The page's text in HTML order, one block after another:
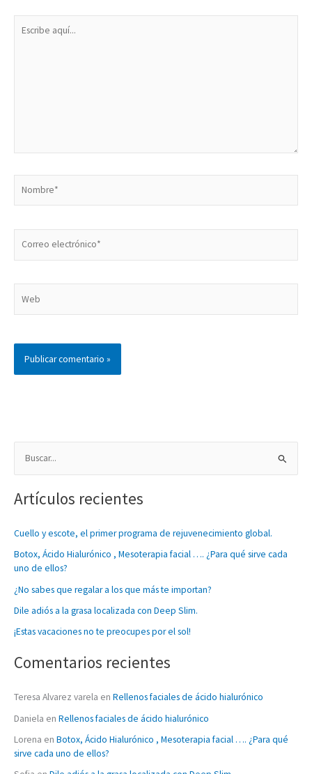
aquí...
electrónico*
s
a
r
p
o
r
:
Artículos recientes
Cuello y escote, el primer programa de rejuvenecimiento global.
Botox, Ácido Hialurónico , Mesoterapia facial …. ¿Para qué sirve cada
uno de ellos?
¿No sabes que regalar a los que más te importan?
Dile adiós a la grasa localizada con Deep Slim.
¡Estas vacaciones no te preocupes por el sol!
Comentarios recientes
Teresa Alvarez varela en Rellenos faciales de ácido hialurónico
Daniela en Rellenos faciales de ácido hialurónico
Lorena en Botox, Ácido Hialurónico , Mesoterapia facial …. ¿Para qué
sirve cada uno de ellos?